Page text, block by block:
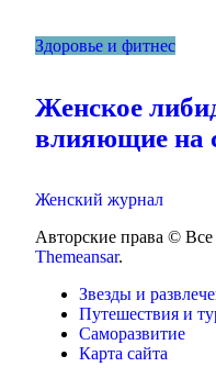
Здоровье и фитнес
Женское
влияющие на
Женский журнал
Авторские права ©
Themeansar.
Звезды и
Путешествия и
Саморазвитие
Карта сайта